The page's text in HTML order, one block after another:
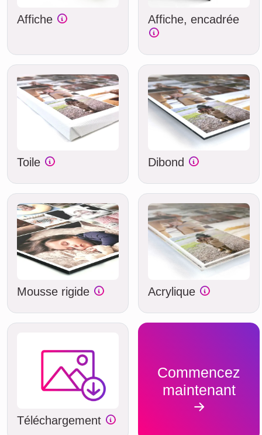
Affiche Affiche, encadrée
Toile Dibond
Mousse rigide Acrylique
Téléchargement
Commencez
maintenant